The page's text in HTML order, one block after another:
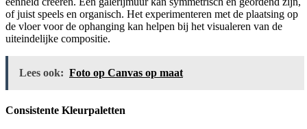
of juist speels en organisch. Het experimenteren met de plaatsing op
de vloer voor de ophanging kan helpen bij het visualeren van de
uiteindelijke compositie.
Lees ook: Foto op Canvas op maat
Consistente Kleurpaletten